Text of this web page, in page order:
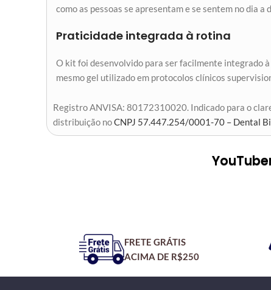
como as pessoas se apresentam e se sentem no dia a
Praticidade integrada à rotina
O kit foi desenvolvido para ser facilmente integrado
mesmo gel utilizado em protocolos clínicos
Registro ANVISA: 80172310020. Indicado para o
distribuição noCNPJ 57.447.254/0001-70 – Dental
FRETE GRÁTIS
ACIMA DE R$250